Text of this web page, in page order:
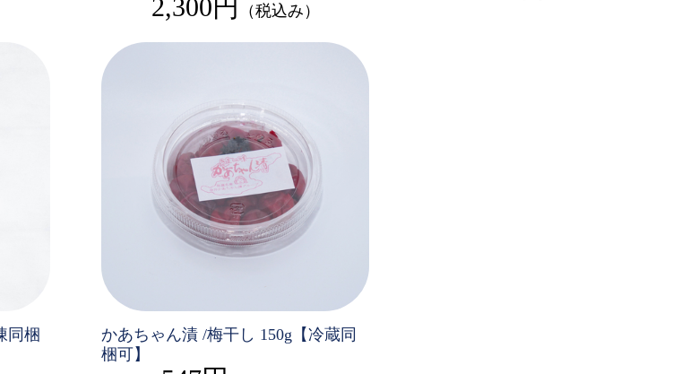
2,300円 （税込み）
同梱
かあちゃん漬 /梅干し 150g【冷蔵同
梱可】